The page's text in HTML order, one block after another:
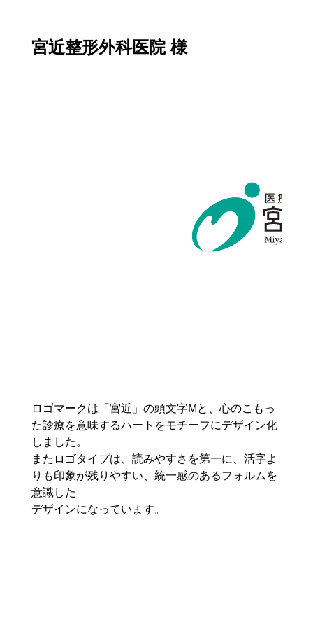
宮近整形外科医院 様
ロゴマークは「宮近」の頭文字Mと、心のこもっ
た診療を意味するハートをモチーフにデザイン化
しました。
またロゴタイプは、読みやすさを第一に、活字よ
りも印象が残りやすい、統一感のあるフォルムを
意識した
デザインになっています。